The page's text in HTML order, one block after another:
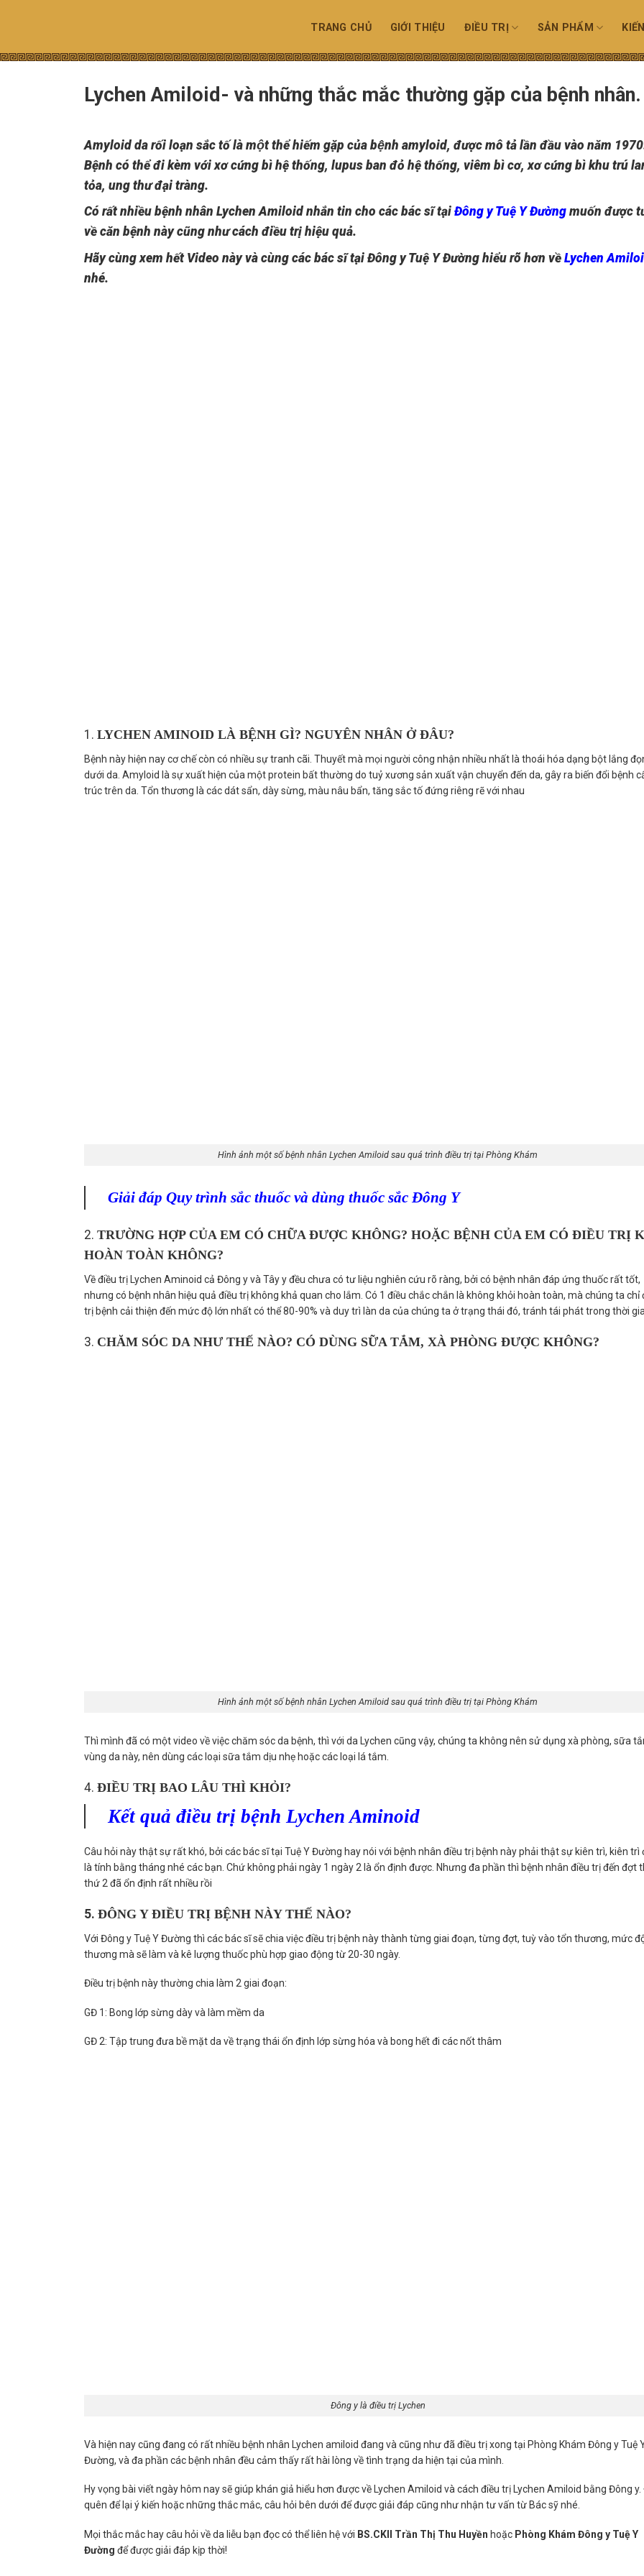
TRANG CHỦ GIỚI THIỆU ĐIỀU TRỊ SẢN PHẨM
Lychen Amiloid- và những thắc mắc thường gặp của bệnh nhân.
Amyloid da rối loạn sắc tố là một thể hiếm gặp của bệnh amyloid, được mô tả lần đầu vào năm
Bệnh có thể đi kèm với xơ cứng bì hệ thống, lupus ban đỏ hệ thống, viêm bì cơ, xơ cứng bì khu trú
tỏa, ung thư đại tràng.
Có rất nhiều bệnh nhân Lychen Amiloid nhắn tin cho các bác sĩ tại Đông y Tuệ Y Đường muốn được
về căn bệnh này cũng như cách điều trị hiệu quả.
Hãy cùng xem hết Video này và cùng các bác sĩ tại Đông y Tuệ Y Đường hiểu rõ hơn về Lychen
nhé.
1. LYCHEN AMINOID LÀ BỆNH GÌ? NGUYÊN NHÂN Ở ĐÂU?
Bệnh này hiện nay cơ chế còn có nhiều sự tranh cãi. Thuyết mà mọi người công nhận nhiều nhất là thoái hóa dạng bột lắng
dưới da. Amyloid là sự xuất hiện của một protein bất thường do tuỷ xương sản xuất vận chuyển đến da, gây ra biến đổi bệnh
trúc trên da. Tổn thương là các dát sẩn, dày sừng, màu nâu bẩn, tăng sắc tố đứng riêng rẽ với nhau
Hình ảnh một số bệnh nhân Lychen Amiloid sau quá trình điều trị tại Phòng Khám
Giải đáp Quy trình sắc thuốc và dùng thuốc sắc Đông Y
2. TRƯỜNG HỢP CỦA EM CÓ CHỮA ĐƯỢC KHÔNG? HOẶC BỆNH CỦA EM CÓ ĐIỀU TRỊ
HOÀN TOÀN KHÔNG?
Về điều trị Lychen Aminoid cả Đông y và Tây y đều chưa có tư liệu nghiên cứu rõ ràng, bởi có bệnh nhân đáp ứng thuốc rất tốt,
nhưng có bệnh nhân hiệu quả điều trị không khả quan cho lắm. Có 1 điều chắc chắn là không khỏi hoàn toàn, mà chúng ta chỉ
trị bệnh cải thiện đến mức độ lớn nhất có thể 80-90% và duy trì làn da của chúng ta ở trạng thái đó, tránh tái phát trong thời
3. CHĂM SÓC DA NHƯ THẾ NÀO? CÓ DÙNG SỮA TẮM, XÀ PHÒNG ĐƯỢC KHÔNG?
Hình ảnh một số bệnh nhân Lychen Amiloid sau quá trình điều trị tại Phòng Khám
Thì mình đã có một video về việc chăm sóc da bệnh, thì với da Lychen cũng vậy, chúng ta không nên sử dụng xà phòng, sữa
vùng da này, nên dùng các loại sữa tắm dịu nhẹ hoặc các loại lá tắm.
4. ĐIỀU TRỊ BAO LÂU THÌ KHỎI?
Kết quả điều trị bệnh Lychen Aminoid
Câu hỏi này thật sự rất khó, bởi các bác sĩ tại Tuệ Y Đường hay nói với bệnh nhân điều trị bệnh này phải thật sự kiên trì, kiên trì
là tính bằng tháng nhé các bạn. Chứ không phải ngày 1 ngày 2 là ổn định được. Nhưng đa phần thì bệnh nhân điều trị đến đợt
thứ 2 đã ổn định rất nhiều rồi
5. ĐÔNG Y ĐIỀU TRỊ BỆNH NÀY THẾ NÀO?
Với Đông y Tuệ Y Đường thì các bác sĩ sẽ chia việc điều trị bệnh này thành từng giai đoạn, từng đợt, tuỳ vào tổn thương, mức
thương mà sẽ làm và kê lượng thuốc phù hợp giao động từ 20-30 ngày.
Điều trị bệnh này thường chia làm 2 giai đoạn:
GĐ 1: Bong lớp sừng dày và làm mềm da
GĐ 2: Tập trung đưa bề mặt da về trạng thái ổn định lớp sừng hóa và bong hết đi các nốt thâm
Đông y là điều trị Lychen
Và hiện nay cũng đang có rất nhiều bệnh nhân Lychen amiloid đang và cũng như đã điều trị xong tại Phòng Khám Đông y Tuệ
Đường, và đa phần các bệnh nhân đều cảm thấy rất hài lòng về tình trạng da hiện tại của mình.
Hy vọng bài viết ngày hôm nay sẽ giúp khán giả hiểu hơn được về Lychen Amiloid và cách điều trị Lychen Amiloid bằng Đông
quên để lại ý kiến hoặc những thắc mắc, câu hỏi bên dưới để được giải đáp cũng như nhận tư vấn từ Bác sỹ nhé.
Mọi thắc mắc hay câu hỏi về da liễu bạn đọc có thể liên hệ với BS.CKII Trần Thị Thu Huyền hoặc Phòng Khám Đông y Tuệ Y
Đường để được giải đáp kịp thời!